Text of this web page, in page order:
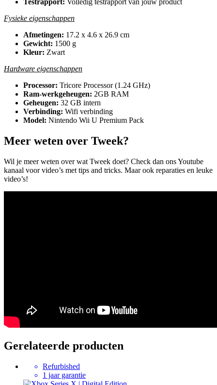
Testrapport: Volledig testrapport van jouw product
Fysieke eigenschappen
Afmetingen: 17.2 x 4.6 x 26.9 cm
Gewicht: 1500 g
Kleur: Zwart
Hardware eigenschappen
Processor: Tricore Processor (1.24 GHz)
Ram-werkgeheugen: 2GB RAM
Geheugen: 32 GB intern
Verbinding: Wifi verbinding
Model: Nintendo Wii U Premium Pack
Meer weten over Tweek?
Wil je meer weten over wat Tweek doet? Check dan ons Youtube
kanaal voor video’s met tips and tricks. Maar ook reparaties en leuke
video’s!
Gerelateerde producten
Refurbished
1 jaar garantie